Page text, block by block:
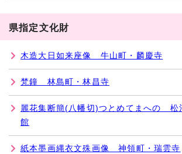
県指定文化財
木造大日如来座像 牛山町・麟慶寺
梵鐘 林島町・林昌寺
麗花集断簡(八幡切)つとめてまへの 松
館
紙本墨画縄衣文殊画像 神領町・瑞雲寺